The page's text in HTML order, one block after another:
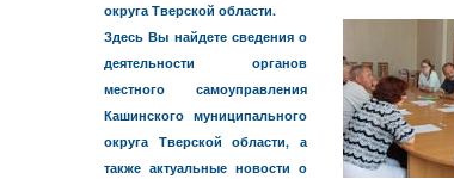
округа Тверской области.
Здесь Вы найдете сведения о
деятельности органов
местного самоуправления
Кашинского муниципального
округа Тверской области, а
также актуальные новости о